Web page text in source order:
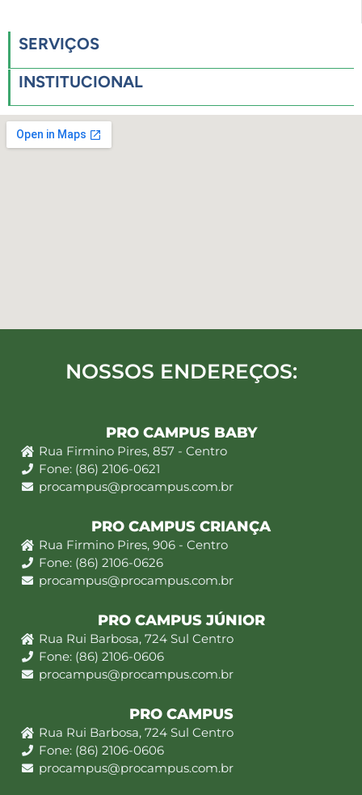
SERVIÇOS
INSTITUCIONAL
NOSSOS ENDEREÇOS:
PRO CAMPUS BABY
Rua Firmino Pires, 857 - Centro
Fone: (86) 2106-0621
procampus@procampus.com.br
PRO CAMPUS CRIANÇA
Rua Firmino Pires, 906 - Centro
Fone: (86) 2106-0626
procampus@procampus.com.br
PRO CAMPUS JÚNIOR
Rua Rui Barbosa, 724 Sul Centro
Fone: (86) 2106-0606
procampus@procampus.com.br
PRO CAMPUS
Rua Rui Barbosa, 724 Sul Centro
Fone: (86) 2106-0606
procampus@procampus.com.br